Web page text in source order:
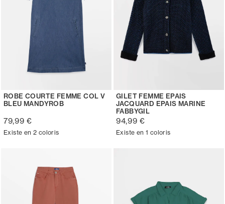
ROBE COURTE FEMME COL V
BLEU MANDYROB
79,99 €
Existe en 2 coloris
GILET FEMME EPAIS
JACQUARD EPAIS MARINE
FABBYGIL
94,99 €
Existe en 1 coloris